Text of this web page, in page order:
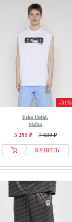
-31%
Ecko Unltd.
Майка
5 295 ₽ 7 630 ₽
КУПИТЬ